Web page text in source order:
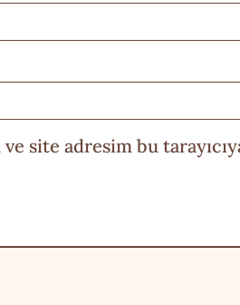
site adresim bu